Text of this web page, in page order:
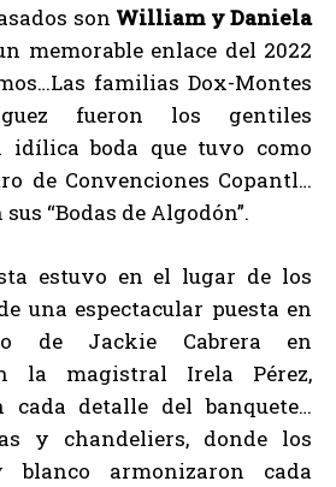
son William y Daniela
memorable enlace del 2022
familias Dox-Montes
fueron los gentiles
idílica boda que tuvo como
de Convenciones Copantl…
“Bodas de Algodón”.
estuvo en el lugar de los
una espectacular puesta en
de Jackie Cabrera en
la magistral Irela Pérez,
cada detalle del banquete…
y chandeliers, donde los
armonizaron cada